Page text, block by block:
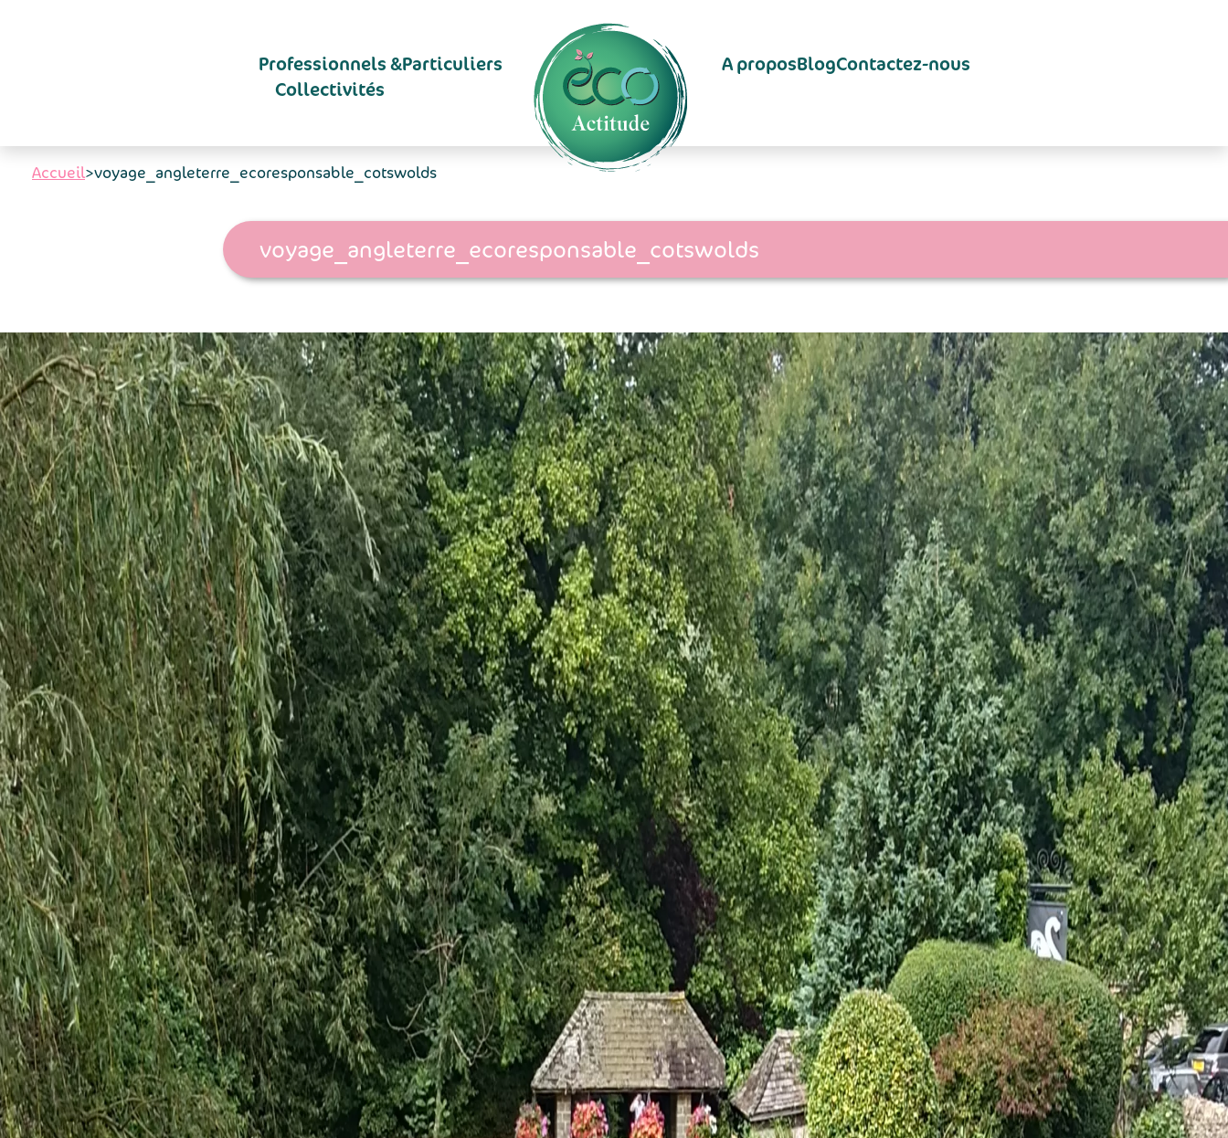
Professionnels &
Collectivités
Particuliers A proposBlogContactez-nous
Accueil>voyage_angleterre_ecoresponsable_cotswolds
voyage_angleterre_ecoresponsable_cotswolds